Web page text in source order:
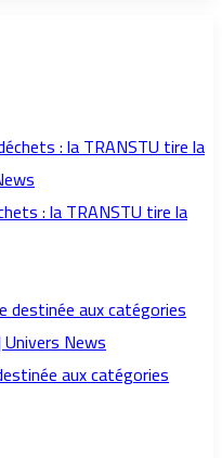
: la TRANSTU tire la
aux catégories